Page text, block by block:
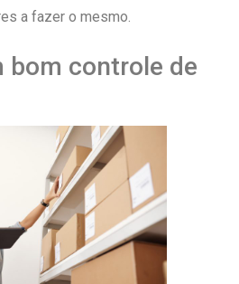
a fazer o mesmo.
bom controle de